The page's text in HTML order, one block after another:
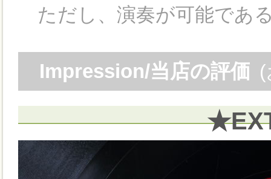
ただし、演奏が可能であ
Impression/当店の評価